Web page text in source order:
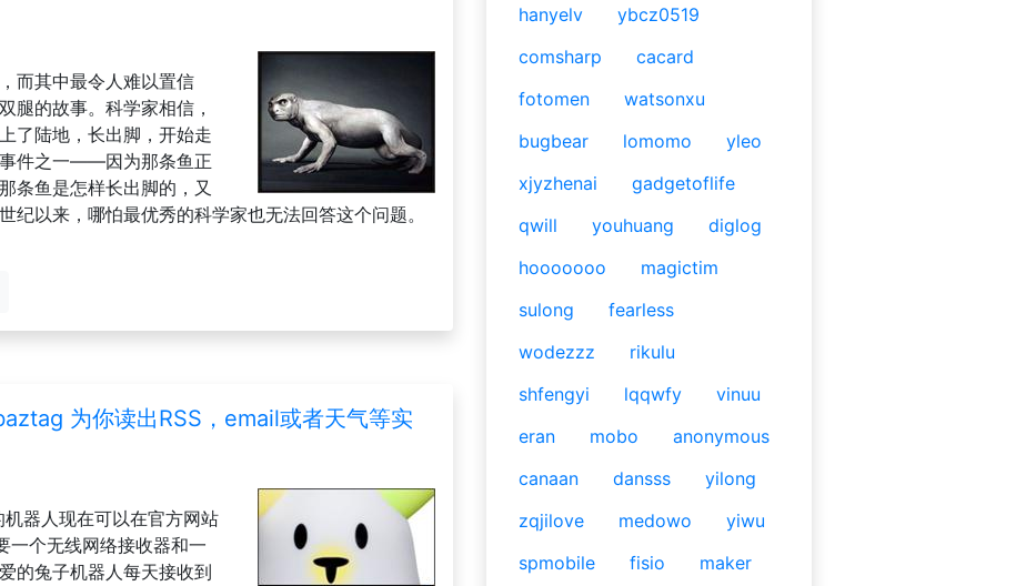
而其中最令人难以置信
腿的故事。科学家相信，
了陆地，长出脚，开始走
件之一——因为那条鱼正
条鱼是怎样长出脚的，又
纪以来，哪怕最优秀的科学家也无法回答这个问题。
为你读出RSS，email或者天气等实
器人现在可以在官方网站
一个无线网络接收器和一
的兔子机器人每天接收到
hanyelv
ybcz0519
comsharp
cacard
fotomen
watsonxu
bugbear
lomomo
yleo
xjyzhenai
gadgetoflife
qwill
youhuang
diglog
hooooooo
magictim
sulong
fearless
wodezzz
rikulu
shfengyi
lqqwfy
vinuu
eran
mobo
anonymous
canaan
dansss
yilong
zqjilove
medowo
yiwu
spmobile
fisio
maker